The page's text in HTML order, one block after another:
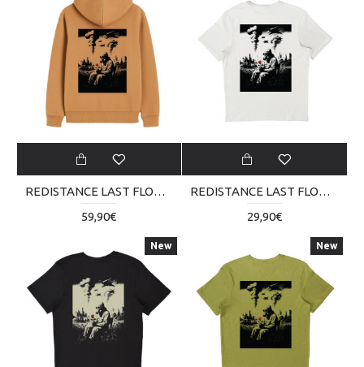
REDISTANCE LAST FLOWER HOODIE RDU225TM11-2222
59,90€
REDISTANCE LAST FLOWER TEE RDU125TB12-0707
29,90€
New New